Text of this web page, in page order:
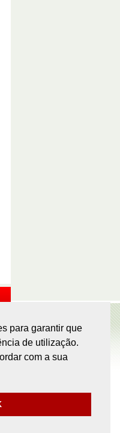
para garantir que
de utilização.
com a sua